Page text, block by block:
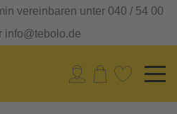
vereinbaren unter 040 / 54 00
info@tebolo.de